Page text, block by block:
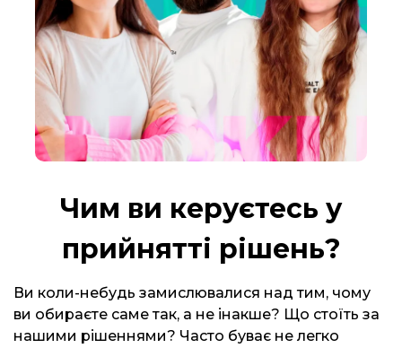
Чим ви керуєтесь у
прийнятті рішень?
Ви коли-небудь замислювалися над тим, чому
ви обираєте саме так, а не інакше? Що стоїть за
нашими рішеннями? Часто буває не легко